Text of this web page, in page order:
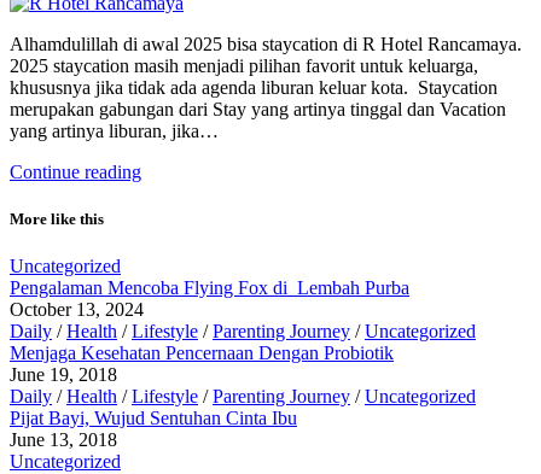
Alhamdulillah di awal 2025 bisa staycation di R Hotel Rancamaya.
2025 staycation masih menjadi pilihan favorit untuk keluarga,
khususnya jika tidak ada agenda liburan keluar kota. Staycation
merupakan gabungan dari Stay yang artinya tinggal dan Vacation
yang artinya liburan, jika…
Continue reading
More like this
Uncategorized
Pengalaman Mencoba Flying Fox di Lembah Purba
October 13, 2024
Daily /Health /Lifestyle /Parenting Journey /Uncategorized
Menjaga Kesehatan Pencernaan Dengan Probiotik
June 19, 2018
Daily /Health /Lifestyle /Parenting Journey /Uncategorized
Pijat Bayi, Wujud Sentuhan Cinta Ibu
June 13, 2018
Uncategorized